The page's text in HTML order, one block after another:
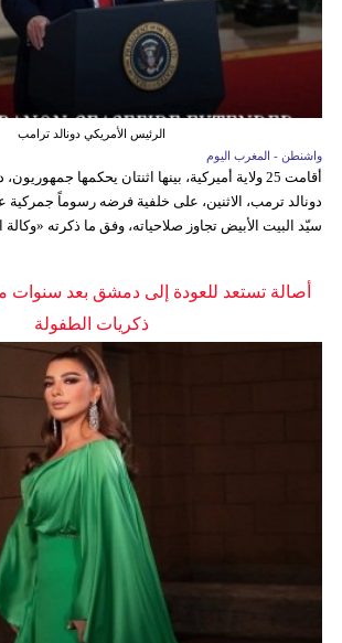
الرئيس الأمريكي دونالد ترامب
واشنطن - المغرب اليوم
أقامت 25 ولاية أميركية، بينها اثنتان يحكمها
سيّد البيت الأبيض تجاوز صلاحياته، وفق ما ذكرته «وكالة
أصالة تستعد للعودة إلى دمشق بعد سنوات
ذكريات الطفولة